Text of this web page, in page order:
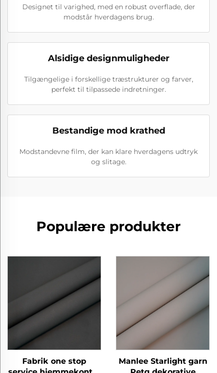
Designet til varighed, med en robust overflade, der
modstår hverdagens brug.
Alsidige designmuligheder
Tilgængelige i forskellige træstrukturer og farver,
perfekt til tilpassede indretninger.
Bestandige mod krathed
Modstandevne film, der kan klare hverdagens udtryk
og slitage.
Populære produkter
Fabrik one stop
Manlee Starlight garn